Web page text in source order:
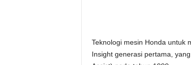
Teknologi mesin Honda untuk
Insight generasi pertama,